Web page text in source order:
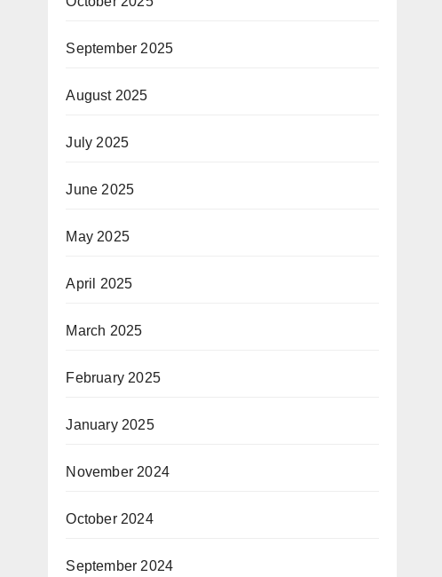
September 2025
August 2025
July 2025
June 2025
May 2025
April 2025
March 2025
February 2025
January 2025
November 2024
October 2024
September 2024